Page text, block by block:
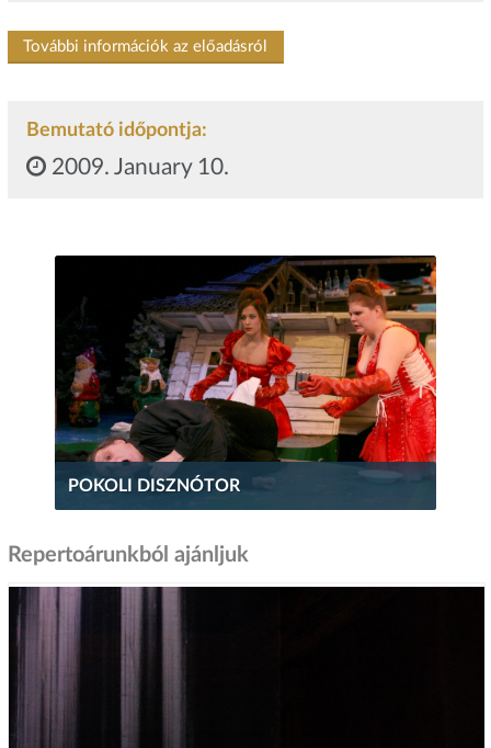
További információk az előadásról
Bemutató időpontja:
2009. January 10.
POKOLI DISZNÓTOR
Repertoárunkból ajánljuk